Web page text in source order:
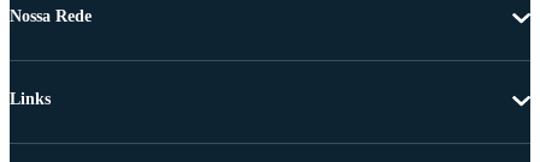
Nossa Rede
Links